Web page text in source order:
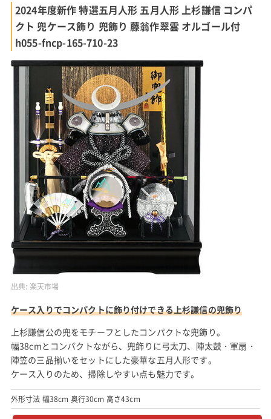
2024年度新作 特選五月人形 五月人形 上杉謙信 コンパ
クト 兜ケース飾り 兜飾り 藤翁作翠雲 オルゴール付
h055-fncp-165-710-23
出典: 楽天市場
ケース入りでコンパクトに飾り付けできる上杉謙信の兜飾り
上杉謙信公の兜をモチーフとしたコンパクトな兜飾り。
幅38cmとコンパクトながら、兜飾りに弓太刀、陣太鼓・軍扇・
陣笠の三品揃いをセットにした豪華な五月人形です。
ケース入りのため、掃除しやすい点も魅力です。
外形寸法 幅38cm 奥行30cm 高さ43cm